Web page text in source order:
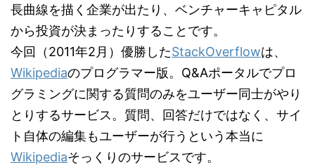
長曲線を描く企業が出たり、ベンチャーキャピタル
から投資が決まったりすることです。
今回（2011年2月）優勝したStackOverflowは、
Wikipediaのプログラマー版。Q&Aポータルでプロ
グラミングに関する質問のみをユーザー同士がやり
とりするサービス。質問、回答だけではなく、サイ
ト自体の編集もユーザーが行うという本当に
Wikipediaそっくりのサービスです。